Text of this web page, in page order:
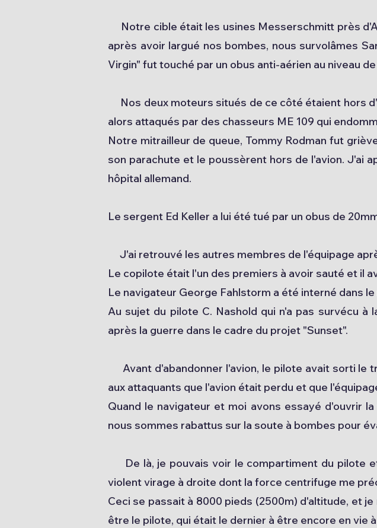
Notre cible était les usines Messerschmitt près
après avoir largué nos bombes, nous survolâmes
Virgin" fut touché par un obus anti-aérien au niveau
Nos deux moteurs situés de ce côté étaient hors
alors attaqués par des chasseurs ME 109 qui
Notre mitrailleur de queue, Tommy Rodman fut
son parachute et le poussèrent hors de l'avion. J'ai
hôpital allemand.
Le sergent Ed Keller a lui été tué par un obus de
J'ai retrouvé les autres membres de l'équipage
Le copilote était l'un des premiers à avoir sauté et il
Le navigateur George Fahlstorm a été interné dans
Au sujet du pilote C. Nashold qui n'a pas survécu
après la guerre dans le cadre du projet "Sunset".
Avant d'abandonner l'avion, le pilote avait sorti le
aux attaquants que l'avion était perdu et que
Quand le navigateur et moi avons essayé d'ouvrir
nous sommes rabattus sur la soute à bombes pour
De là, je pouvais voir le compartiment du pilote
violent virage à droite dont la force centrifuge me
Ceci se passait à 8000 pieds (2500m) d'altitude, et
être le pilote, qui était le dernier à être encore en vie